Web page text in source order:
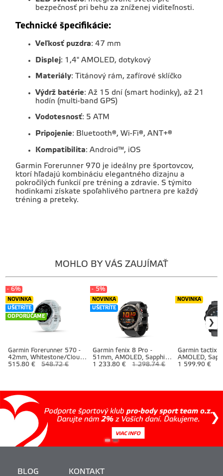
bezpečnosť pri behu za zníženej viditeľnosti.
Technické špecifikácie:
Veľkosť puzdra:47 mm
Displej: 1,4" AMOLED, dotykový
Materiály: Titánový rám, zafírové sklíčko
Výdrž batérie:Až 15 dní (smart hodinky), až 21
hodín (multi-band GPS)
Vodotesnosť: 5 ATM
Pripojenie: Bluetooth®, Wi-Fi®, ANT+®
Kompatibilita:Android™, iOS
Garmin Forerunner 970 je ideálny pre športovcov,
ktorí hľadajú kombináciu elegantného dizajnu a
pokročilých funkcií pre tréning a zdravie. S týmito
hodinkami získate spoľahlivého partnera pre každý
tréning a preteky.
MOHLO BY VÁS ZAUJÍMAŤ
Garmin Forerunner 570 -
42mm, Whitestone/Cloud
Blue
NOVINKA
UŠETRÍTE
ODPORÚČAME
- 6%
515.80 € 548.72 €
Garmin fenix 8 Pro -
51mm, AMOLED, Sapphire,
Titanium, Graphite/Black
NOVINKA
UŠETRÍTE
- 5%
1 233.80 € 1 298.74 €
Garmin tactix
AMOLED,
Cerakote
NOVINKA
1 599.90 €
BLOG KONTAKT